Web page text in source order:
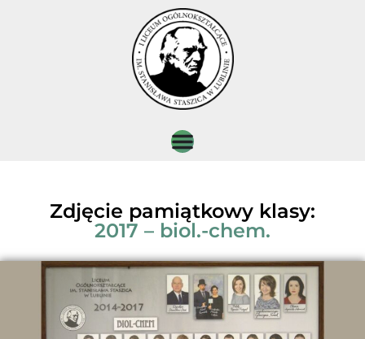
Zdjęcie pamiątkowy klasy:
2017 – biol.-chem.